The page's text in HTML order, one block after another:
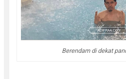
Berendam di dekat